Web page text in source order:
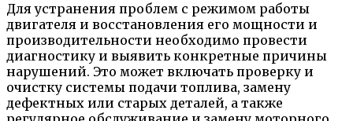
Для устранения проблем с режимом работы
двигателя и восстановления его мощности и
производительности необходимо провести
диагностику и выявить конкретные причины
нарушений. Это может включать проверку и
очистку системы подачи топлива, замену
дефектных или старых деталей, а также